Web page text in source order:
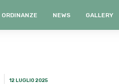
ORDINANZE NEWS GALLERY
12 LUGLIO 2025